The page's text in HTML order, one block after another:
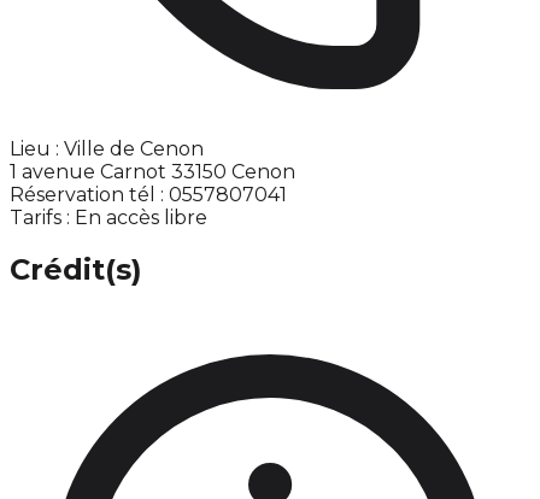
Lieu : Ville de Cenon
1 avenue Carnot 33150 Cenon
Réservation tél : 0557807041
Tarifs : En accès libre
Crédit(s)